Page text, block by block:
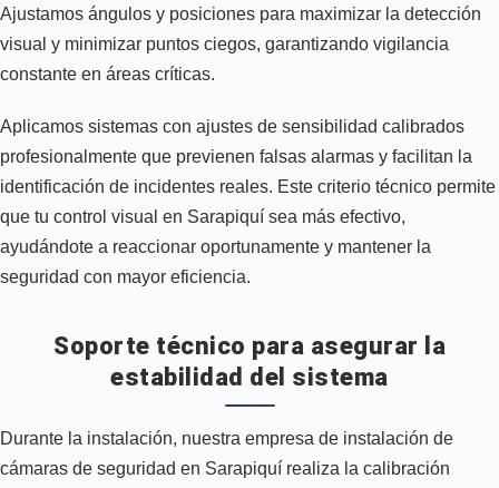
Ajustamos ángulos y posiciones para maximizar la detección
visual y minimizar puntos ciegos, garantizando vigilancia
constante en áreas críticas.
Aplicamos sistemas con ajustes de sensibilidad calibrados
profesionalmente que previenen falsas alarmas y facilitan la
identificación de incidentes reales. Este criterio técnico permite
que tu control visual en Sarapiquí sea más efectivo,
ayudándote a reaccionar oportunamente y mantener la
seguridad con mayor eficiencia.
Soporte técnico para asegurar la
estabilidad del sistema
Durante la instalación, nuestra empresa de instalación de
cámaras de seguridad en Sarapiquí realiza la calibración